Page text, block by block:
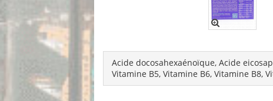
Acide docosahexaénoïque, Acide
Vitamine B5, Vitamine B6, Vitamine B8,